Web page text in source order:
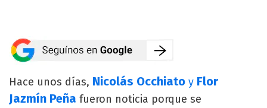
Hace unos días, Nicolás Occhiato y Flor
Jazmín Peña fueron noticia porque se